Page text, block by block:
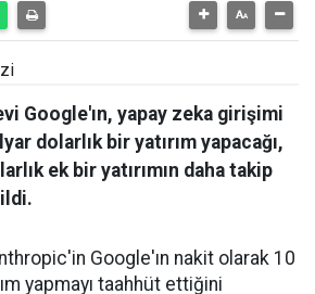
Google'ın, yapay zeka girişimi
dolarlık bir yatırım yapacağı,
ek bir yatırımın daha takip
Google'ın nakit olarak 10
yapmayı taahhüt ettiğini